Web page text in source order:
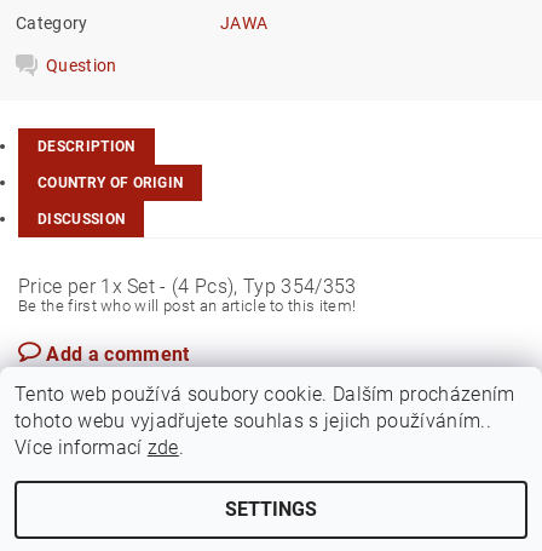
Category JAWA
Question
DESCRIPTION
COUNTRY OF ORIGIN
DISCUSSION
Price per 1x Set - (4 Pcs), Typ 354/353
Be the first who will post an article to this item!
Add a comment
2026 ©Jawamarkt, all rights reserved.Edit cookie settings
Tento web používá soubory cookie. Dalším procházením
tohoto webu vyjadřujete souhlas s jejich používáním..
Více informací zde.
SETTINGS